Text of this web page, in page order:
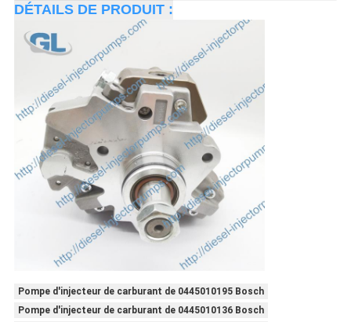
DÉTAILS DE PRODUIT :
Pompe d'injecteur de carburant de 0445010195 Bosch
Pompe d'injecteur de carburant de 0445010136 Bosch